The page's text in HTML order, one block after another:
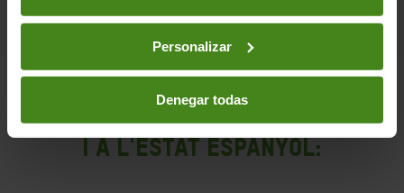
Personalizar
Denegar todas
I a l'Estat Espanyol: